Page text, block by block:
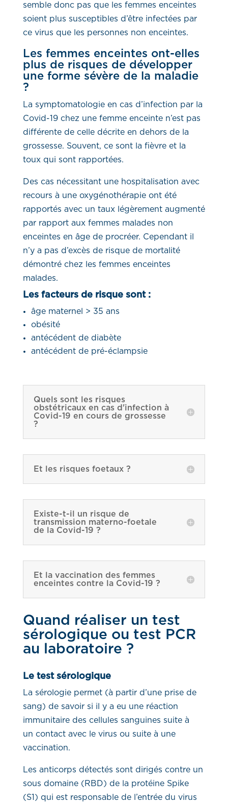
semble donc pas que les femmes enceintes
soient plus susceptibles d’être infectées par
ce virus que les personnes non enceintes.
Les femmes enceintes ont-elles
plus de risques de développer
une forme sévère de la maladie
?
La symptomatologie en cas d’infection par la
Covid-19 chez une femme enceinte n’est pas
différente de celle décrite en dehors de la
grossesse. Souvent, ce sont la fièvre et la
toux qui sont rapportées.
Des cas nécessitant une hospitalisation avec
recours à une oxygénothérapie ont été
rapportés avec un taux légèrement augmenté
par rapport aux femmes malades non
enceintes en âge de procréer. Cependant il
n’y a pas d’excès de risque de mortalité
démontré chez les femmes enceintes
malades.
Les facteurs de risque sont :
âge maternel > 35 ans
obésité
antécédent de diabète
antécédent de pré-éclampsie
Quels sont les risques
obstétricaux en cas d'infection à
Covid-19 en cours de grossesse
?
Et les risques foetaux ?
Existe-t-il un risque de
transmission materno-foetale
de la Covid-19 ?
Et la vaccination des femmes
enceintes contre la Covid-19 ?
Quand réaliser un test
sérologique ou test PCR
au laboratoire ?
Le test sérologique
La sérologie permet (à partir d’une prise de
sang) de savoir si il y a eu une réaction
immunitaire des cellules sanguines suite à
un contact avec le virus ou suite à une
vaccination.
Les anticorps détectés sont dirigés contre un
sous domaine (RBD) de la protéine Spike
(S1) qui est responsable de l’entrée du virus